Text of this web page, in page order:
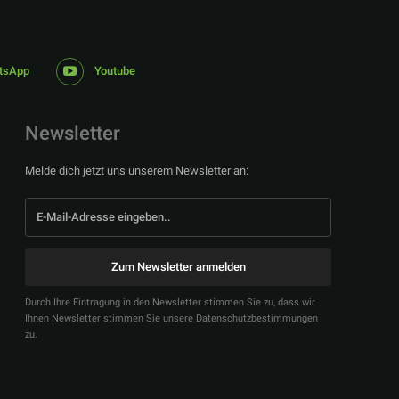
Youtube
Newsletter
Melde dich jetzt uns unserem Newsletter an:
Zum Newsletter anmelden
Durch Ihre Eintragung in den Newsletter stimmen Sie zu, dass wir
Ihnen Newsletter stimmen Sie unsere Datenschutzbestimmungen
zu.